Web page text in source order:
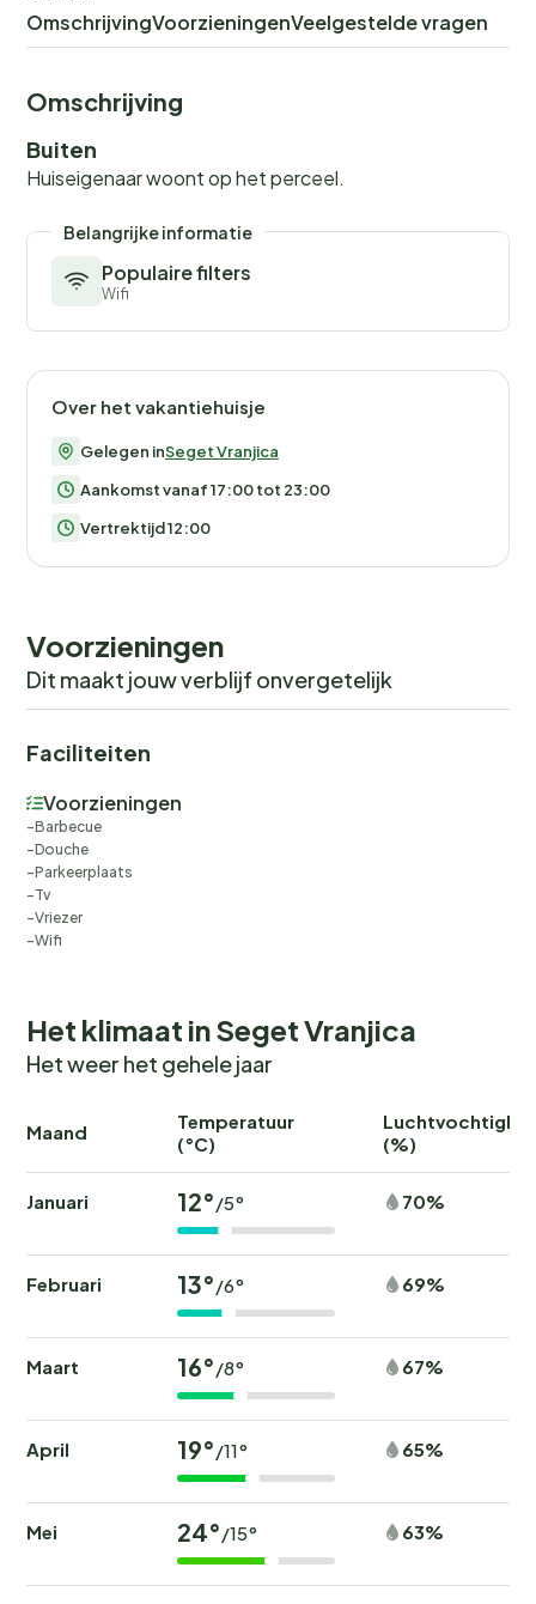
OmschrijvingVoorzieningenVeelgestelde vragen
Omschrijving
Buiten
Huiseigenaar woont op het perceel.
Belangrijke informatie
Populaire filters
Wifi
Over het vakantiehuisje
Gelegen inSeget Vranjica
Aankomst vanaf 17:00 tot 23:00
Vertrektijd 12:00
Voorzieningen
Dit maakt jouw verblijf onvergetelijk
Faciliteiten
Voorzieningen
Barbecue
Douche
Parkeerplaats
Tv
Vriezer
Wifi
Het klimaat in Seget Vranjica
Het weer het gehele jaar
Maand
Temperatuur
(°C)
(%)
Januari 12° /5° 70%
Februari 13° /6° 69%
Maart 16° /8° 67%
April 19° /11° 65%
Mei 24° /15° 63%